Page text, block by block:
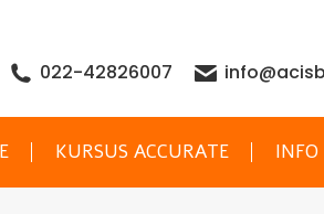
022-42826007
KURSUS ACCURATE INFO